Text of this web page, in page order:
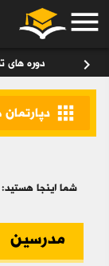
menu
chevron_right دوره های
apps دپارتمان
شما اینجا هستید:
مدرسین